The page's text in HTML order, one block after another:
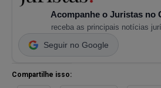
Acompanhe o Juristas no
receba as principais notícias
Seguir no Google
Compartilhe isso: